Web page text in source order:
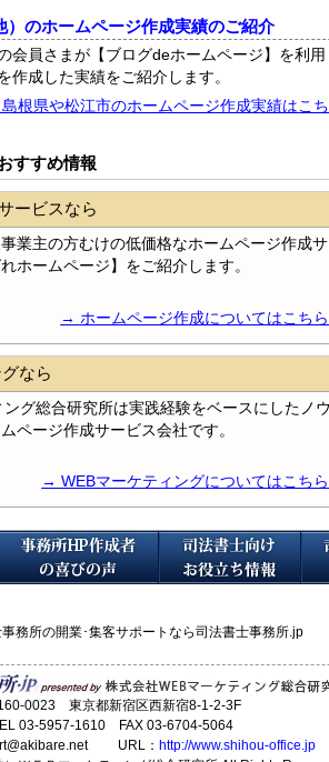
）のホームページ作成実績のご紹介
会員さまが【ブログdeホームページ】を利用
作成した実績をご紹介します。
根県や松江市のホームページ作成実績はこ
すすめ情報
ービスなら
業主の方むけの低価格なホームページ作成サ
ホームページ】をご紹介します。
→ ホームページ作成についてはこちら
なら
グ総合研究所は実践経験をベースにしたノウ
ページ作成サービス会社です。
→ WEBマーケティングについてはこちら
務所の開業･集客サポートなら司法書士事務所.jp
0023 東京都新宿区西新宿8-1-2-3F
03-5957-1610 FAX 03-6704-5064
URL： http://www.shihou-office.jp